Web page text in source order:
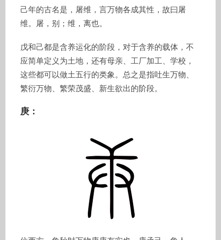
己年的古名是，屠维，言万物各成其性，故曰屠
维。屠，别；维，离也。
戊和己都是含养运化的阶段，对于含养的载体，不
应简单定义为土地，还有母亲、工厂加工、学校，
这些都可以做土五行的类象。总之是指吐生万物、
繁衍万物、繁荣茂盛、新生欲出的阶段。
庚：